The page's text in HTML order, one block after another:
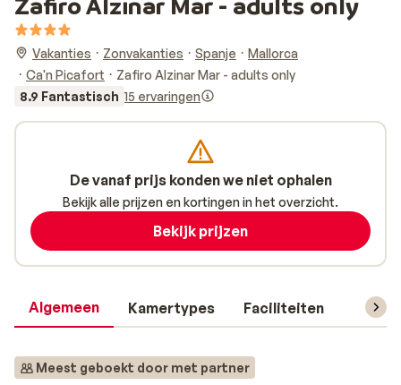
Vakanties Zonvakanties Spanje
Mallorca
Ca'n Picafort
Zafiro Alzinar Mar - adults only
8.9 Fantastisch 15 ervaringen
Algemeen Kamertypes Faciliteiten
Meest geboekt door met partner
De vanaf prijs konden we niet ophalen
Bekijk alle prijzen en kortingen in het overzicht.
Bekijk prijzen